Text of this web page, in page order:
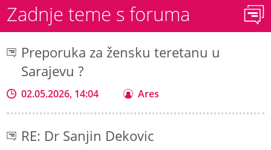
Zadnje teme s foruma
Preporuka za žensku teretanu u
Sarajevu ?
02.05.2026, 14:04 Ares
RE: Dr Sanjin Dekovic